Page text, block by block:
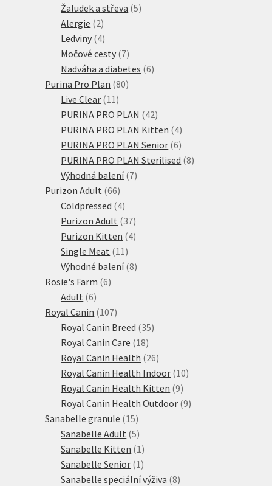
produktů
Žaludek a střeva 55
Alergie 22
produkty
Ledviny 44
produkty
Močové cesty 77
produktů
Nadváha a diabetes 66
Purina Pro Plan 8080
Live Clear 11 11
produktů
PURINA PRO PLAN 4242
produktů
PURINA PRO PLAN Kitten 44
produkty
PURINA PRO PLAN Senior 66
produktů
PURINA PRO PLAN Sterilised 88
Výhodná balení 77
Purizon Adult 6666
produktů
Coldpressed 44
produkty
Purizon Adult 3737
produktů
Purizon Kitten 44
Single Meat 11 11
produktů
Výhodné balení 88
Rosie's Farm 66
Adult 66
produktů
Royal Canin 107107
produktů
Royal Canin Breed 3535
Royal Canin Care 1818
produktů
Royal Canin Health 2626
produktů
Royal Canin Health Indoor 1010
Royal Canin Health Kitten 99
produktů
Royal Canin Health Outdoor 99
Sanabelle granule 1515
produktů
Sanabelle Adult 55
produktů
Sanabelle Kitten 1 1
produkt
Sanabelle Senior 1 1
produkt
Sanabelle speciální výživa 88